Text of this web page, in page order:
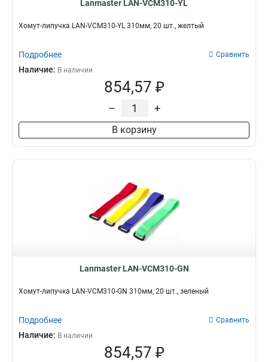
Lanmaster LAN-VCM310-YL
Хомут-липучка LAN-VCM310-YL 310мм, 20 шт., желтый
Подробнее Сравнить
Наличие: В наличии
854,57 ₽
– +
В корзину
Lanmaster LAN-VCM310-GN
Хомут-липучка LAN-VCM310-GN 310мм, 20 шт., зеленый
Подробнее Сравнить
Наличие: В наличии
854,57 ₽